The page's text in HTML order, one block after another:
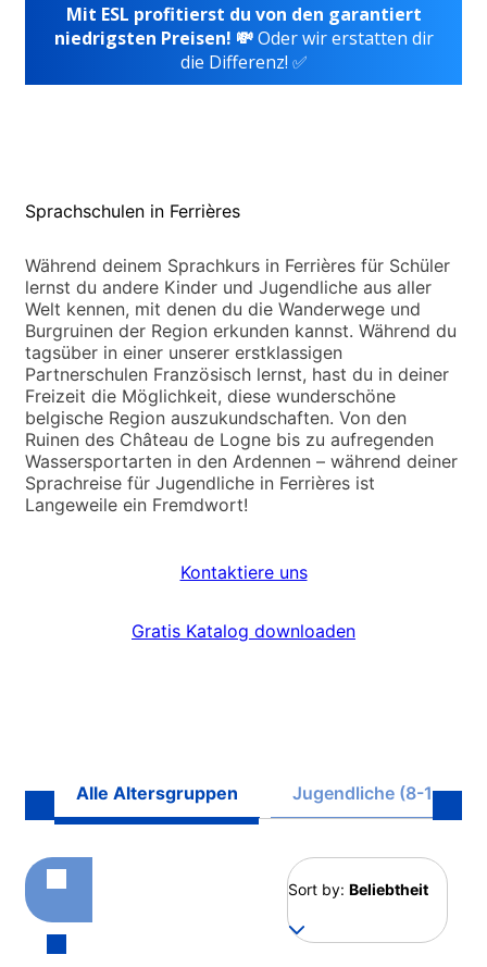
Mit ESL profitierst du von den garantiert
niedrigsten Preisen! 💸Oder wir erstatten dir
die Differenz! ✅
Sprachschulen in Ferrières
Während deinem Sprachkurs in Ferrières für Schüler
lernst du andere Kinder und Jugendliche aus aller
Welt kennen, mit denen du die Wanderwege und
Burgruinen der Region erkunden kannst. Während du
tagsüber in einer unserer erstklassigen
Partnerschulen Französisch lernst, hast du in deiner
Freizeit die Möglichkeit, diese wunderschöne
belgische Region auszukundschaften. Von den
Ruinen des Château de Logne bis zu aufregenden
Wassersportarten in den Ardennen – während deiner
Sprachreise für Jugendliche in Ferrières ist
Langeweile ein Fremdwort!
Kontaktiere uns
Gratis Katalog downloaden
Alle Altersgruppen Jugendliche (8-17)
Sort by: Beliebtheit